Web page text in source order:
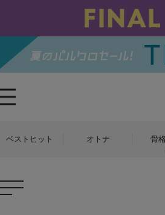
ベストヒット オトナ 骨